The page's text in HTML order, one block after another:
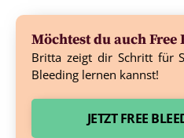
Möchtest du auch Free
Britta zeigt dir Schritt für
Bleeding lernen kannst!
JETZT FREE